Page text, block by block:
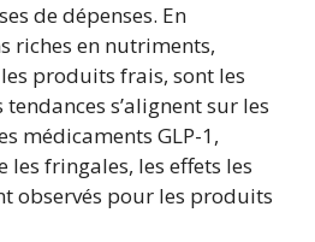
de dépenses. En
riches en nutriments,
produits frais, sont les
tendances s’alignent sur les
médicaments GLP-1,
fringales, les effets les
observés pour les produits